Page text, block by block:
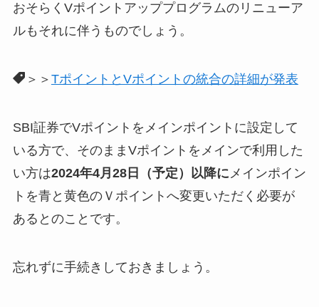
おそらくVポイントアッププログラムのリニューア
ルもそれに伴うものでしょう。
＞＞ TポイントとVポイントの統合の詳細が発表
SBI証券でVポイント をメインポイントに設定して
いる方で、そのままVポイントをメインで利用した
い方は2024年4月28日（予定）以降に メインポイン
ト を青と黄色のＶポイントへ変更いただく必要が
あるとのことです。
忘れずに手続きしておきましょう。